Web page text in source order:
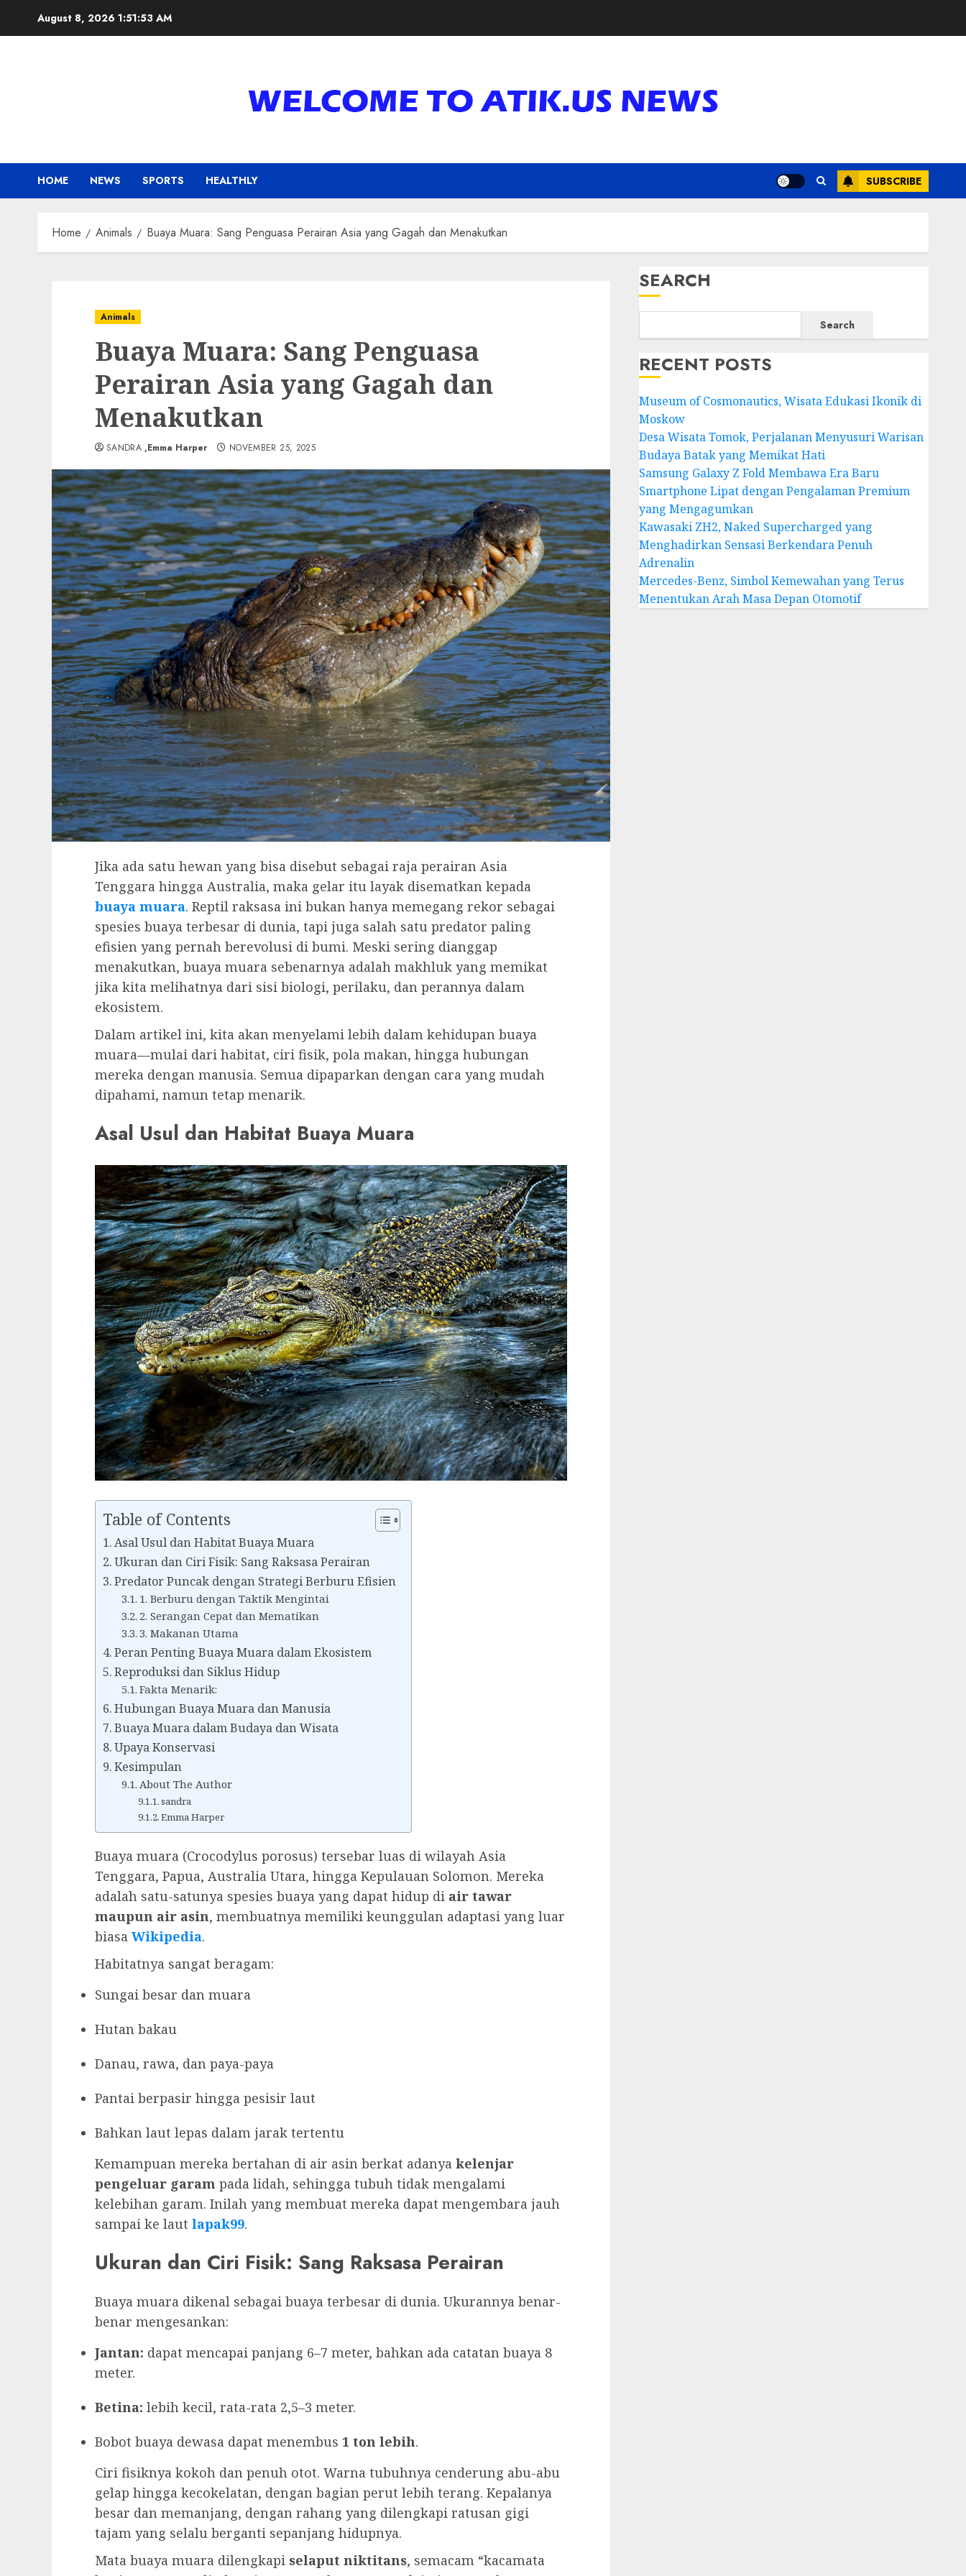
August 8, 2026 1:51:54 AM
HOME NEWS SPORTS HEALTHLY SUBSCRIBE
Home Animals Buaya Muara: Sang Penguasa Perairan Asia yang Gagah dan Menakutkan
Animals
Buaya Muara: Sang Penguasa
Perairan Asia yang Gagah dan
Menakutkan
SANDRA ,Emma Harper NOVEMBER 25, 2025
Jika ada satu hewan yang bisa disebut sebagai raja perairan Asia
Tenggara hingga Australia, maka gelar itu layak disematkan kepada
buaya muara. Reptil raksasa ini bukan hanya memegang rekor sebagai
spesies buaya terbesar di dunia, tapi juga salah satu predator paling
efisien yang pernah berevolusi di bumi. Meski sering dianggap
menakutkan, buaya muara sebenarnya adalah makhluk yang memikat
jika kita melihatnya dari sisi biologi, perilaku, dan perannya dalam
ekosistem.
Dalam artikel ini, kita akan menyelami lebih dalam kehidupan buaya
muara—mulai dari habitat, ciri fisik, pola makan, hingga hubungan
mereka dengan manusia. Semua dipaparkan dengan cara yang mudah
dipahami, namun tetap menarik.
Asal Usul dan Habitat Buaya Muara
Table of Contents
Asal Usul dan Habitat Buaya Muara
Ukuran dan Ciri Fisik: Sang Raksasa Perairan
Predator Puncak dengan Strategi Berburu Efisien
1. Berburu dengan Taktik Mengintai
2. Serangan Cepat dan Mematikan
3. Makanan Utama
Peran Penting Buaya Muara dalam Ekosistem
Reproduksi dan Siklus Hidup
Fakta Menarik:
Hubungan Buaya Muara dan Manusia
Buaya Muara dalam Budaya dan Wisata
Upaya Konservasi
Kesimpulan
About The Author
sandra
Emma Harper
Buaya muara (Crocodylus porosus) tersebar luas di wilayah Asia
Tenggara, Papua, Australia Utara, hingga Kepulauan Solomon. Mereka
adalah satu-satunya spesies buaya yang dapat hidup di air tawar
maupun air asin, membuatnya memiliki keunggulan adaptasi yang luar
biasa Wikipedia.
Habitatnya sangat beragam:
Sungai besar dan muara
Hutan bakau
Danau, rawa, dan paya-paya
Pantai berpasir hingga pesisir laut
Bahkan laut lepas dalam jarak tertentu
Kemampuan mereka bertahan di air asin berkat adanya kelenjar
pengeluar garam pada lidah, sehingga tubuh tidak mengalami
kelebihan garam. Inilah yang membuat mereka dapat mengembara jauh
sampai ke laut lapak99.
Ukuran dan Ciri Fisik: Sang Raksasa Perairan
Buaya muara dikenal sebagai buaya terbesar di dunia. Ukurannya benar-
benar mengesankan:
Jantan: dapat mencapai panjang 6–7 meter, bahkan ada catatan buaya 8
meter.
Betina: lebih kecil, rata-rata 2,5–3 meter.
Bobot buaya dewasa dapat menembus 1 ton lebih.
Ciri fisiknya kokoh dan penuh otot. Warna tubuhnya cenderung abu-abu
gelap hingga kecokelatan, dengan bagian perut lebih terang. Kepalanya
besar dan memanjang, dengan rahang yang dilengkapi ratusan gigi
tajam yang selalu berganti sepanjang hidupnya.
Mata buaya muara dilengkapi selaput niktitans, semacam “kacamata
SEARCH
Search
RECENT POSTS
Museum of Cosmonautics, Wisata Edukasi Ikonik di
Moskow
Desa Wisata Tomok, Perjalanan Menyusuri Warisan
Budaya Batak yang Memikat Hati
Samsung Galaxy Z Fold Membawa Era Baru
Smartphone Lipat dengan Pengalaman Premium
yang Mengagumkan
Kawasaki ZH2, Naked Supercharged yang
Menghadirkan Sensasi Berkendara Penuh
Adrenalin
Mercedes-Benz, Simbol Kemewahan yang Terus
Menentukan Arah Masa Depan Otomotif